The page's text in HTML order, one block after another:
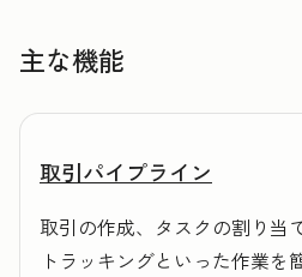
主な機能
取引パイプライン
取引の作成、タスクの割り当
トラッキングといった作業を